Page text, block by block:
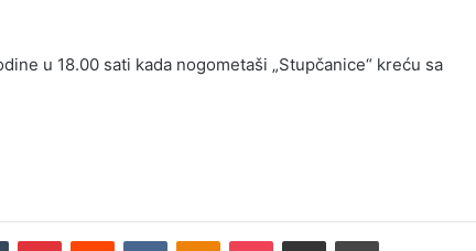
u 18.00 sati kada nogometaši „Stupčanice“ kreću sa
Tumblr PinterestReddit VKontakteOdnoklassniki
Pocket Podijeli putem Emaila Print